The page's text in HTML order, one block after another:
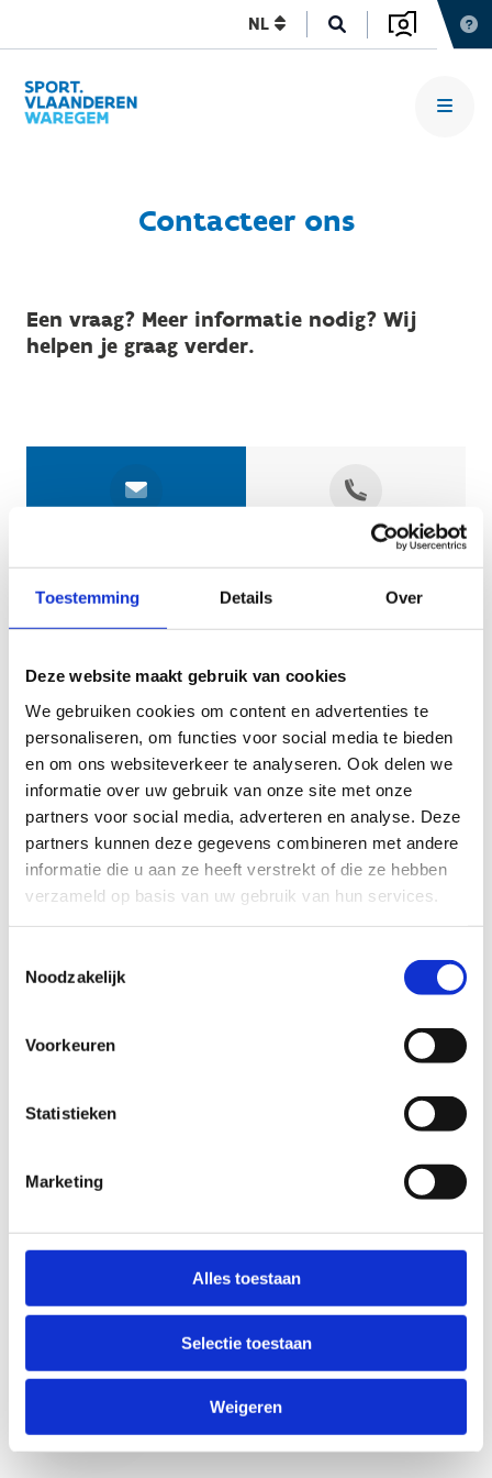
Toestemming Details Over
Deze website maakt gebruik van cookies
We gebruiken cookies om content en advertenties te
personaliseren, om functies voor social media te bieden
en om ons websiteverkeer te analyseren. Ook delen we
informatie over uw gebruik van onze site met onze
partners voor social media, adverteren en analyse. Deze
partners kunnen deze gegevens combineren met andere
informatie die u aan ze heeft verstrekt of die ze hebben
verzameld op basis van uw gebruik van hun services.
Noodzakelijk
Voorkeuren
Statistieken
Marketing
Alles toestaan
Selectie toestaan
Weigeren
NL
Contacteer ons
Een vraag? Meer informatie nodig? Wij
helpen je graag verder.
Geef aan tot welk domein jouw vraag behoort
KIES EEN DOMEIN
Jouw vraag
Anti-Robot Verification
Click to start verification
Verzend